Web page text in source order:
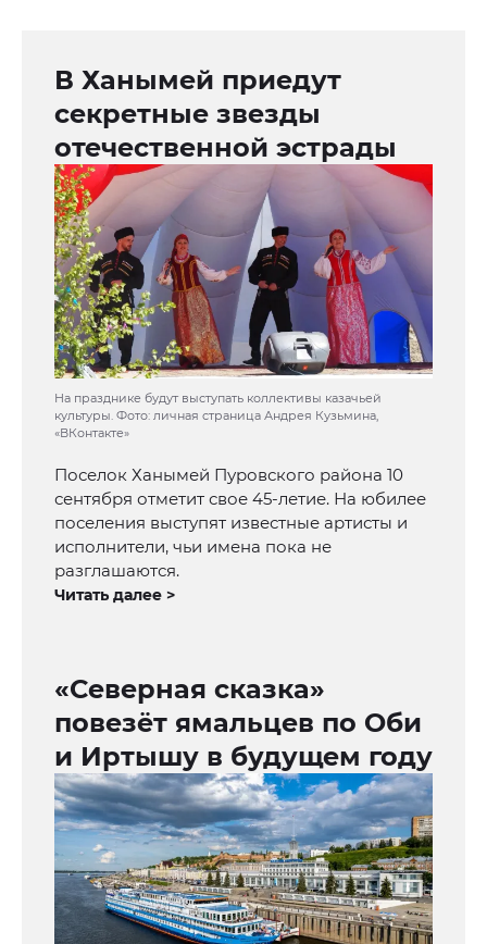
В Ханымей приедут
секретные звезды
отечественной эстрады
На празднике будут выступать коллективы казачьей
культуры. Фото: личная страница Андрея Кузьмина,
«ВКонтакте»
Поселок Ханымей Пуровского района 10
сентября отметит свое 45-летие. На юбилее
поселения выступят известные артисты и
исполнители, чьи имена пока не
разглашаются.
Читать далее >
«Северная сказка»
повезёт ямальцев по Оби
и Иртышу в будущем году